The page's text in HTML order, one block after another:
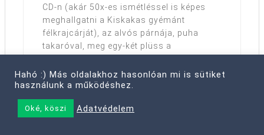
CD-n (akár 50x-es ismétléssel is képes
meghallgatni a Kiskakas gyémánt
félkrajcárját), az alvós párnája, puha
takaróval, meg egy-két plüss a
ihletet valakinek :o)
Reply
Hahó :) Más oldalakhoz hasonlóan mi is sütiket
használunk a működéshez.
Oké, köszi Adatvédelem